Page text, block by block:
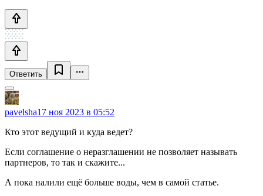
Ответить
pavelsha17 ноя 2023 в 05:52
Кто этот ведущий и куда ведет?
Если соглашение о неразглашении не позволяет называть
партнеров, то так и скажите...
А пока налили ещё больше воды, чем в самой статье.